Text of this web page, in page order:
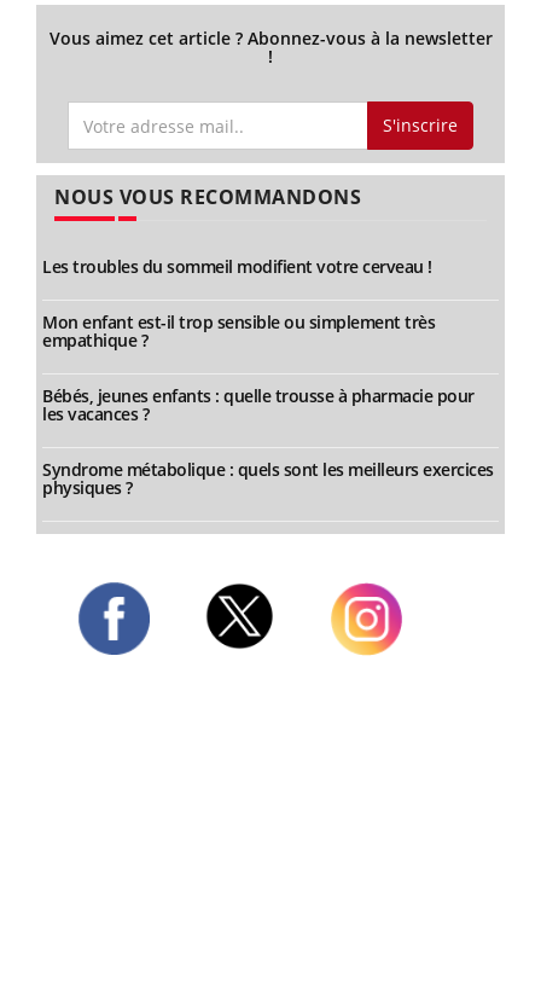
Vous aimez cet article ? Abonnez-vous à la newsletter
!
S'inscrire
NOUS VOUS RECOMMANDONS
Les troubles du sommeil modifient votre cerveau !
Mon enfant est-il trop sensible ou simplement très
empathique ?
Bébés, jeunes enfants : quelle trousse à pharmacie pour
les vacances ?
Syndrome métabolique : quels sont les meilleurs exercices
physiques ?